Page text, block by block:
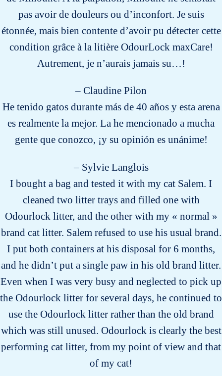
pas avoir de douleurs ou d’inconfort. Je suis
étonnée, mais bien contente d’avoir pu détecter cette
condition grâce à la litière OdourLock maxCare!
Autrement, je n’aurais jamais su…!
– Claudine Pilon
He tenido gatos durante más de 40 años y esta arena
es realmente la mejor. La he mencionado a mucha
gente que conozco, ¡y su opinión es unánime!
– Sylvie Langlois
I bought a bag and tested it with my cat Salem. I
cleaned two litter trays and filled one with
Odourlock litter, and the other with my « normal »
brand cat litter. Salem refused to use his usual brand.
I put both containers at his disposal for 6 months,
and he didn’t put a single paw in his old brand litter.
Even when I was very busy and neglected to pick up
the Odourlock litter for several days, he continued to
use the Odourlock litter rather than the old brand
which was still unused. Odourlock is clearly the best
performing cat litter, from my point of view and that
of my cat!